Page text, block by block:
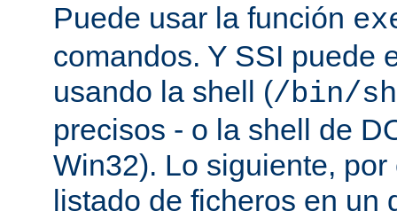
Puede usar la función
comandos. Y SSI puede
usando la shell (/bin/sh
precisos - o la shell de
Win32). Lo siguiente,
listado de ficheros en un